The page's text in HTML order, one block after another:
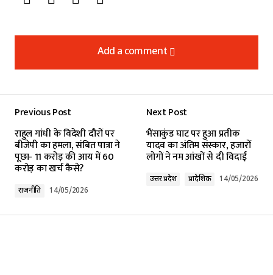
Add a comment
Add a comment
Required fields are marked*
Comment*
Previous Post
राहुल गांधी के विदेशी दौरों पर
बीजेपी का हमला, संबित पात्रा ने
पूछा- 11 करोड़ की आय में 60
करोड़ का खर्च कैसे?
राजनीति 14/05/2026
Next Post
भैंसाकुंड घाट पर हुआ प्रतीक
यादव का अंतिम संस्कार, हजारों
लोगों ने नम आंखों से दी विदाई
उत्तर प्रदेश प्रादेशिक 14/05/2026